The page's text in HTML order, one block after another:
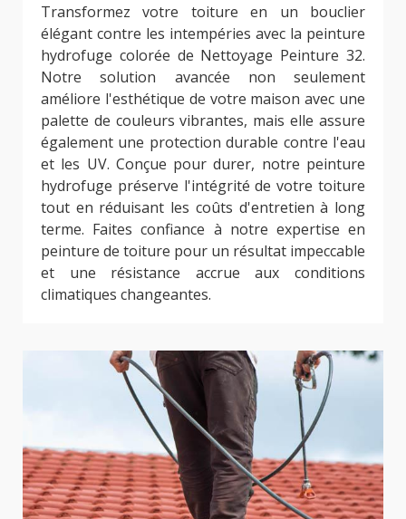
Transformez votre toiture en un bouclier
élégant contre les intempéries avec la peinture
hydrofuge colorée de Nettoyage Peinture 32.
Notre solution avancée non seulement
améliore l'esthétique de votre maison avec une
palette de couleurs vibrantes, mais elle assure
également une protection durable contre l'eau
et les UV. Conçue pour durer, notre peinture
hydrofuge préserve l'intégrité de votre toiture
tout en réduisant les coûts d'entretien à long
terme. Faites confiance à notre expertise en
peinture de toiture pour un résultat impeccable
et une résistance accrue aux conditions
climatiques changeantes.